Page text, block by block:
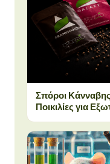
Σπόροι
Ποικιλίες για